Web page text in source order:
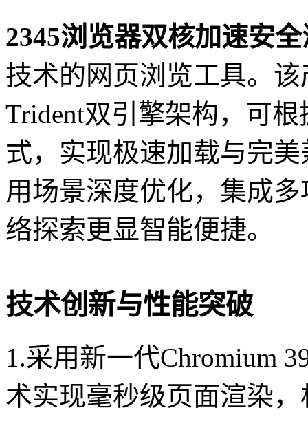
2345浏览器双核加速安
技术的网页浏览工具。
Trident双引擎架构，可
式，实现极速加载与完
用场景深度优化，集成
络探索更显智能便捷。
技术创新与性能突破
1.采用新一代Chromium
术实现毫秒级页面渲染